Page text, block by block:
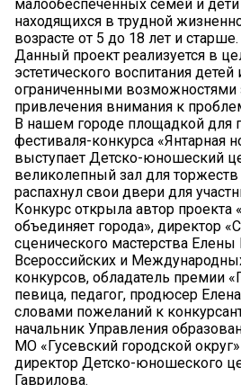
малообеспеченных семей и
находящихся в трудной
возрасте от 5 до 18 лет и старше.
Данный проект реализуется в
эстетического воспитания
ограниченными возможностями
привлечения внимания к
В нашем городе площадкой для
фестиваля-конкурса «Янтарная
выступает Детско-юношеский
великолепный зал для
распахнул свои двери для
Конкурс открыла автор проекта
объединяет города», директор
сценического мастерства
Всероссийских и
конкурсов, обладатель премии
певица, педагог, продюсер
словами пожеланий к
начальник Управления
МО «Гусевский городской
директор Детско-юношеского
Гаврилова.